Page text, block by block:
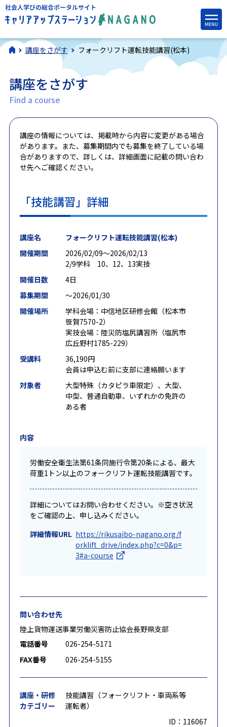
講座をさがす フォークリフト運転技能講習(松本)
講座をさがす
Find a course
講座の情報については、掲載時から内容に変更がある場合
があります。また、募集期間内でも募集を終了している場
合がありますので、詳しくは、詳細画面に記載の問い合わ
せ先へご確認ください。
「技能講習」詳細
講座名
フォークリフト運転技能講習(松本)
開催期間
2026/02/09〜2026/02/13
2/9学科 10、12、13実技
開催日数
4日
募集期間
〜2026/01/30
開催場所
学科会場：中信地区研修会館（松本市
笹賀7570-2）
実技会場：陸災防塩尻講習所（塩尻市
広丘野村1785-229）
受講料
36,190円
会員は申込む前に支部に連絡願います
対象者
大型特殊（カタピラ車限定）、大型、
中型、普通自動車、いずれかの免許の
ある者
内容
労働安全衛生法第61条同施行令第20条による、最大
荷重1トン以上のフォークリフト運転技能講習です。
詳細についてはお問い合わせください。※空き状況
をご確認の上、申し込みください。
詳細情報URL https://rikusaibo-nagano.org/f
orklift_drive/index.php?c=0&p=
3#a-course
問い合わせ先
陸上貨物運送事業労働災害防止協会長野県支部
電話番号
026-254-5171
FAX番号
026-254-5155
講座・研修
カテゴリー
技能講習（フォークリフト・車両系等
運転者）
ID：116067